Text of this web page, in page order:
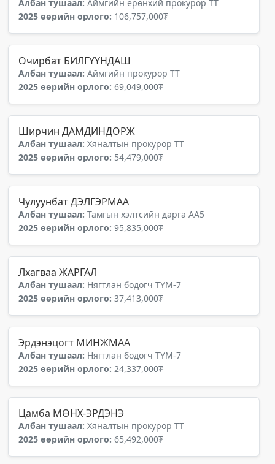
Албан тушаал: Аймгийн ерөнхий прокурор ТТ
2025 өөрийн орлого: 106,757,000₮
Очирбат БИЛГҮҮНДАШ
Албан тушаал: Аймгийн прокурор ТТ
2025 өөрийн орлого: 69,049,000₮
Ширчин ДАМДИНДОРЖ
Албан тушаал: Хяналтын прокурор ТТ
2025 өөрийн орлого: 54,479,000₮
Чулуунбат ДЭЛГЭРМАА
Албан тушаал: Тамгын хэлтсийн дарга АА5
2025 өөрийн орлого: 95,835,000₮
Лхагваа ЖАРГАЛ
Албан тушаал: Нягтлан бодогч ТҮМ-7
2025 өөрийн орлого: 37,413,000₮
Эрдэнэцогт МИНЖМАА
Албан тушаал: Нягтлан бодогч ТҮМ-7
2025 өөрийн орлого: 24,337,000₮
Цамба МӨНХ-ЭРДЭНЭ
Албан тушаал: Хяналтын прокурор ТТ
2025 өөрийн орлого: 65,492,000₮